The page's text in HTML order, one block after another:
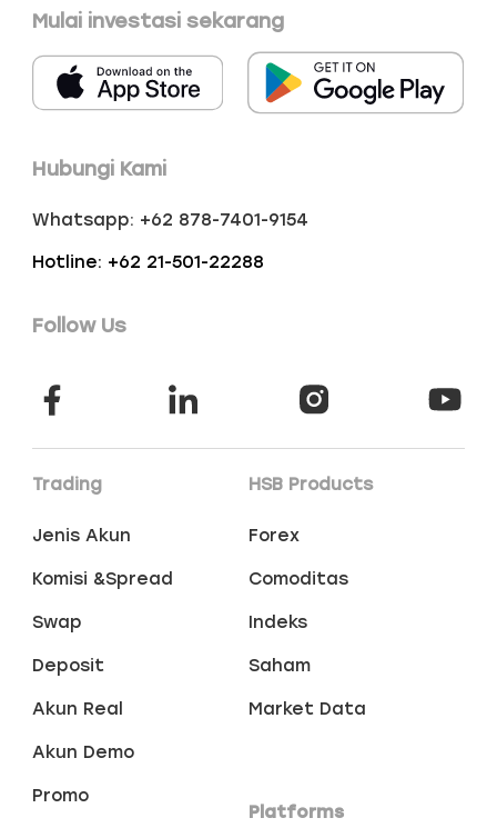
Mulai investasi sekarang
Hubungi Kami
Whatsapp: +62 878-7401-9154
Hotline: +62 21-501-22288
Follow Us
Trading
Jenis Akun
Komisi &Spread
Swap
Deposit
Akun Real
Akun Demo
Promo
HSB Products
Forex
Comoditas
Indeks
Saham
Market Data
Platforms